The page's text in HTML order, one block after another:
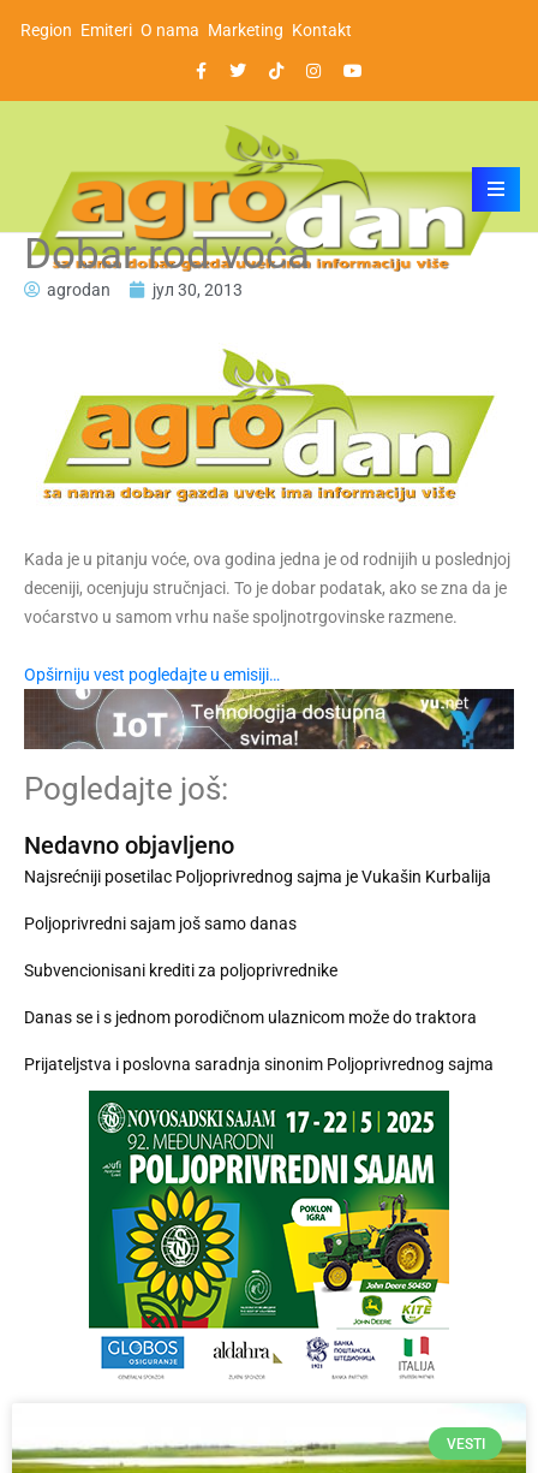
Region Emiteri O nama Marketing Kontakt
Dobar rod voća
agrodan јул 30, 2013
Kada je u pitanju voće, ova godina jedna je od rodnijih u poslednjoj
deceniji, ocenjuju stručnjaci. To je dobar podatak, ako se zna da je
voćarstvo u samom vrhu naše spoljnotrgovinske razmene.
Opširniju vest pogledajte u emisiji…
Pogledajte još:
Nedavno objavljeno
Najsrećniji posetilac Poljoprivrednog sajma je Vukašin Kurbalija
Poljoprivredni sajam još samo danas
Subvencionisani krediti za poljoprivrednike
Danas se i s jednom porodičnom ulaznicom može do traktora
Prijateljstva i poslovna saradnja sinonim Poljoprivrednog sajma
VESTI